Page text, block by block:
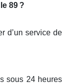
89 ?
d’un service de
sous 24 heures